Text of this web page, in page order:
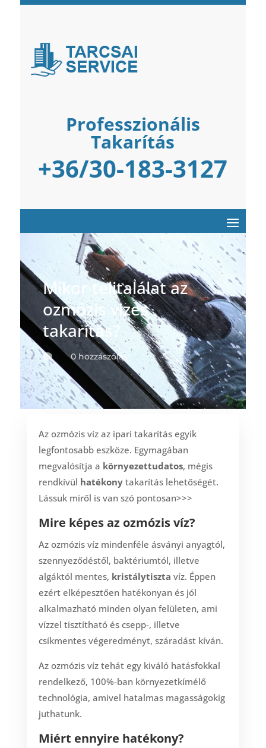
Professzionális
Takarítás
+36/30-183-3127
Mikor telitalálat az
ozmózis vizes
takarítás?
 0 hozzászólás
Az ozmózis víz az ipari takarítás egyik
legfontosabb eszköze. Egymagában
megvalósítja a környezettudatos, mégis
rendkívül hatékonytakarítás lehetőségét.
Lássuk miről is van szó pontosan>>>
Mire képes az ozmózis víz?
Az ozmózis víz mindenféle ásványi anyagtól,
szennyeződéstől, baktériumtól, illetve
algáktól mentes, kristálytiszta víz. Éppen
ezért elképesztően hatékonyan és jól
alkalmazható minden olyan felületen, ami
vízzel tisztítható és csepp-, illetve
csíkmentes végeredményt, száradást kíván.
Az ozmózis víz tehát egy kiváló hatásfokkal
rendelkező, 100%-ban környezetkímélő
technológia, amivel hatalmas magasságokig
juthatunk.
Miért ennyire hatékony?